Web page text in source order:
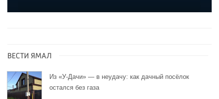
ВЕСТИ ЯМАЛ
Из «У-Дачи» — в неудачу: как дачный посёлок
остался без газа